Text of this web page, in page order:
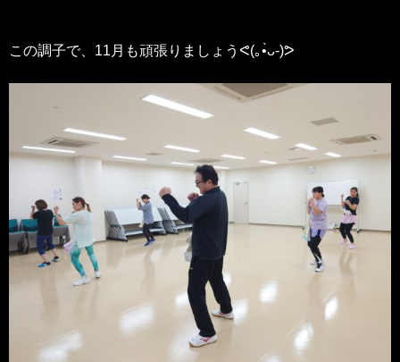
この調子で、11月も頑張りましょうᕙ⁠(⁠｡⁠•̀⁠ᴗ⁠-⁠)⁠ᕗ